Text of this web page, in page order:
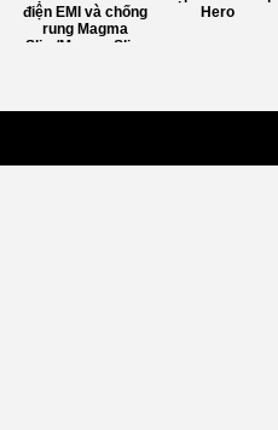
điện EMI và chống
rung Magma
Slim/Magma Slim
Hero